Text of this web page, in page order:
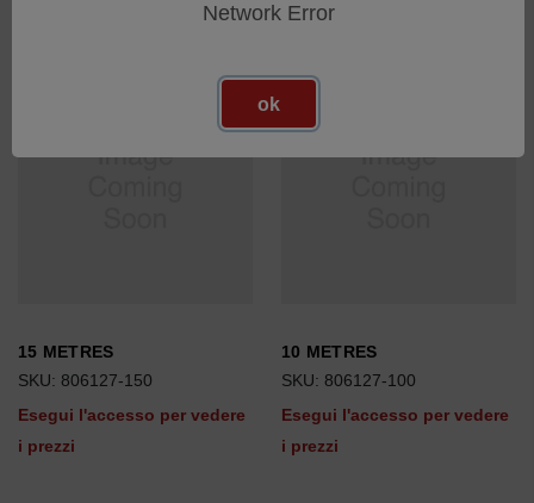
15 METRES
SKU: 806127-150
Esegui l'accesso per vedere
i prezzi
10 METRES
SKU: 806127-100
Esegui l'accesso per vedere
i prezzi
Network Error
ok